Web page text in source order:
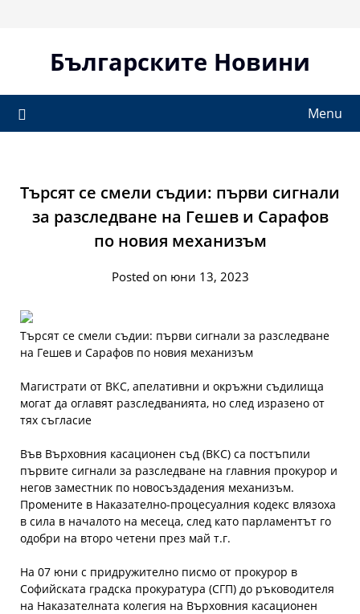
Българските Новини
Menu
Търсят се смели съдии: първи сигнали
за разследване на Гешев и Сарафов
по новия механизъм
Posted on юни 13, 2023
Търсят се смели съдии: първи сигнали за разследване
на Гешев и Сарафов по новия механизъм
Магистрати от ВКС, апелативни и окръжни съдилища
могат да оглавят разследванията, но след изразено от
тях съгласие
Във Върховния касационен съд (ВКС) са постъпили
първите сигнали за разследване на главния прокурор и
негов заместник по новосъздадения механизъм.
Промените в Наказателно-процесуалния кодекс влязоха
в сила в началото на месеца, след като парламентът го
одобри на второ четени през май т.г.
На 07 юни с придружително писмо от прокурор в
Софийската градска прокуратура (СГП) до ръководителя
на Наказателната колегия на Върховния касационен